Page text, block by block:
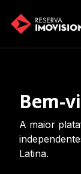
Bem-
A maior
Latina.